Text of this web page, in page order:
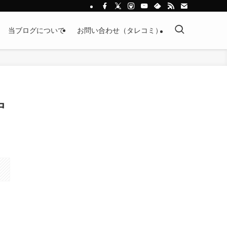
当ブログについて お問い合わせ（タレコミ）